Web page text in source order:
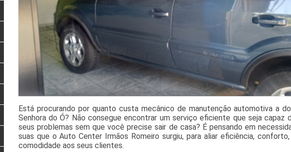
Está procurando por quanto custa mecânico de manutenção automotiva a
Senhora do Ó? Não consegue encontrar um serviço eficiente que seja capaz
seus problemas sem que você precise sair de casa? É pensando em
suas que o Auto Center Irmãos Romeiro surgiu, para aliar eficiência,
comodidade aos seus clientes.